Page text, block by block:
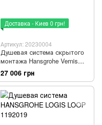
Доставка - Киев 0 грн!
Артикул: 20230004
Душевая система скрытого
монтажа Hansgrohe Vernis
Shape черный матовый
20230004
27 006 грн